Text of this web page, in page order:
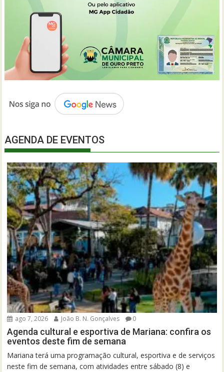
AGENDA DE EVENTOS
ago 7, 2026 João B. N. Gonçalves 0
Agenda cultural e esportiva de Mariana: confira os
eventos deste fim de semana
Mariana terá uma programação cultural, esportiva e de serviços
neste fim de semana, com atividades entre sábado (8) e